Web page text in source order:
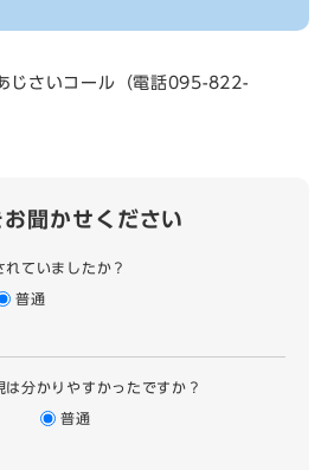
じさいコール（電話095-822-
聞かせください
ていましたか？
普通
分かりやすかったですか？
普通